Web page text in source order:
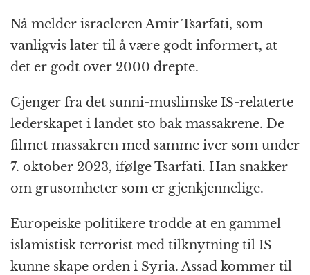
Nå melder israeleren Amir Tsarfati, som
vanligvis later til å være godt informert, at
det er godt over 2000 drepte.
Gjenger fra det sunni-muslimske IS-relaterte
lederskapet i landet sto bak massakrene. De
filmet massakren med samme iver som under
7. oktober 2023, ifølge Tsarfati. Han snakker
om grusomheter som er gjenkjennelige.
Europeiske politikere trodde at en gammel
islamistisk terrorist med tilknytning til IS
kunne skape orden i Syria. Assad kommer til